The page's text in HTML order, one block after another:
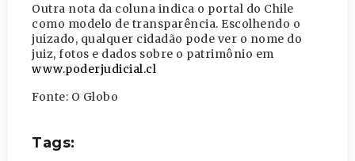
Outra nota da coluna indica o portal do Chile
como modelo de transparência. Escolhendo o
juizado, qualquer cidadão pode ver o nome do
juiz, fotos e dados sobre o patrimônio em
www.poderjudicial.cl
Fonte: O Globo
Tags: